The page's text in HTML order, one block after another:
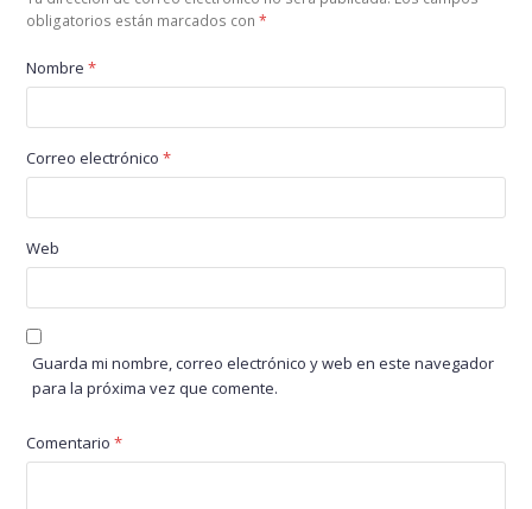
obligatorios están marcados con*
Nombre*
Correo electrónico*
Web
Guarda mi nombre, correo electrónico y web en este navegador
para la próxima vez que comente.
Comentario*